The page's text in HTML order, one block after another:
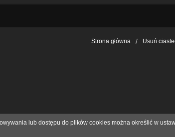
lub dostępu do plików cookies można określić w
Strona główna Usuń